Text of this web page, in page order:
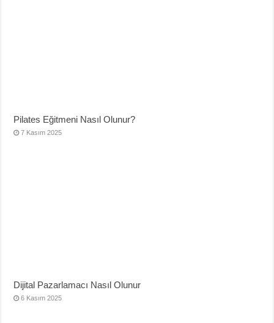
Pilates Eğitmeni Nasıl Olunur?
7 Kasım 2025
Dijital Pazarlamacı Nasıl Olunur
6 Kasım 2025